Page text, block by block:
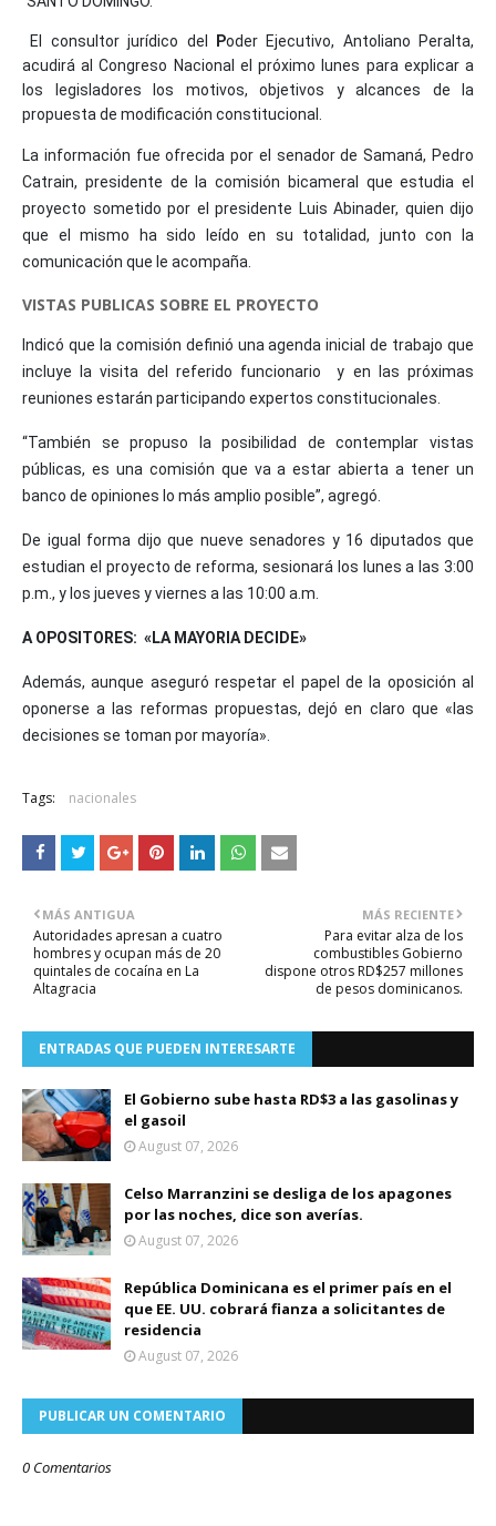
El consultor jurídico del Poder Ejecutivo, Antoliano Peralta,
acudirá al Congreso Nacional el próximo lunes para explicar a
los legisladores los motivos, objetivos y alcances de la
propuesta de modificación constitucional.
La información fue ofrecida por el senador de Samaná, Pedro
Catrain, presidente de la comisión bicameral que estudia el
proyecto sometido por el presidente Luis Abinader, quien dijo
que el mismo ha sido leído en su totalidad, junto con la
comunicación que le acompaña.
VISTAS PUBLICAS SOBRE EL PROYECTO
Indicó que la comisión definió una agenda inicial de trabajo que
incluye la visita del referido funcionario y en las próximas
reuniones estarán participando expertos constitucionales.
“También se propuso la posibilidad de contemplar vistas
públicas, es una comisión que va a estar abierta a tener un
banco de opiniones lo más amplio posible”, agregó.
De igual forma dijo que nueve senadores y 16 diputados que
estudian el proyecto de reforma, sesionará los lunes a las 3:00
p.m., y los jueves y viernes a las 10:00 a.m.
A OPOSITORES: «LA MAYORIA DECIDE»
Además, aunque aseguró respetar el papel de la oposición al
oponerse a las reformas propuestas, dejó en claro que «las
decisiones se toman por mayoría».
Tags: nacionales
MÁS RECIENTE
Para evitar alza de los
combustibles Gobierno
dispone otros RD$257 millones
de pesos dominicanos.
MÁS ANTIGUA
Autoridades apresan a cuatro
hombres y ocupan más de 20
quintales de cocaína en La
Altagracia
ENTRADAS QUE PUEDEN INTERESARTE
El Gobierno sube hasta RD$3 a las gasolinas y
el gasoil
August 07, 2026
Celso Marranzini se desliga de los apagones
por las noches, dice son averías.
August 07, 2026
República Dominicana es el primer país en el
que EE. UU. cobrará fianza a solicitantes de
residencia
August 07, 2026
PUBLICAR UN COMENTARIO
0 Comentarios